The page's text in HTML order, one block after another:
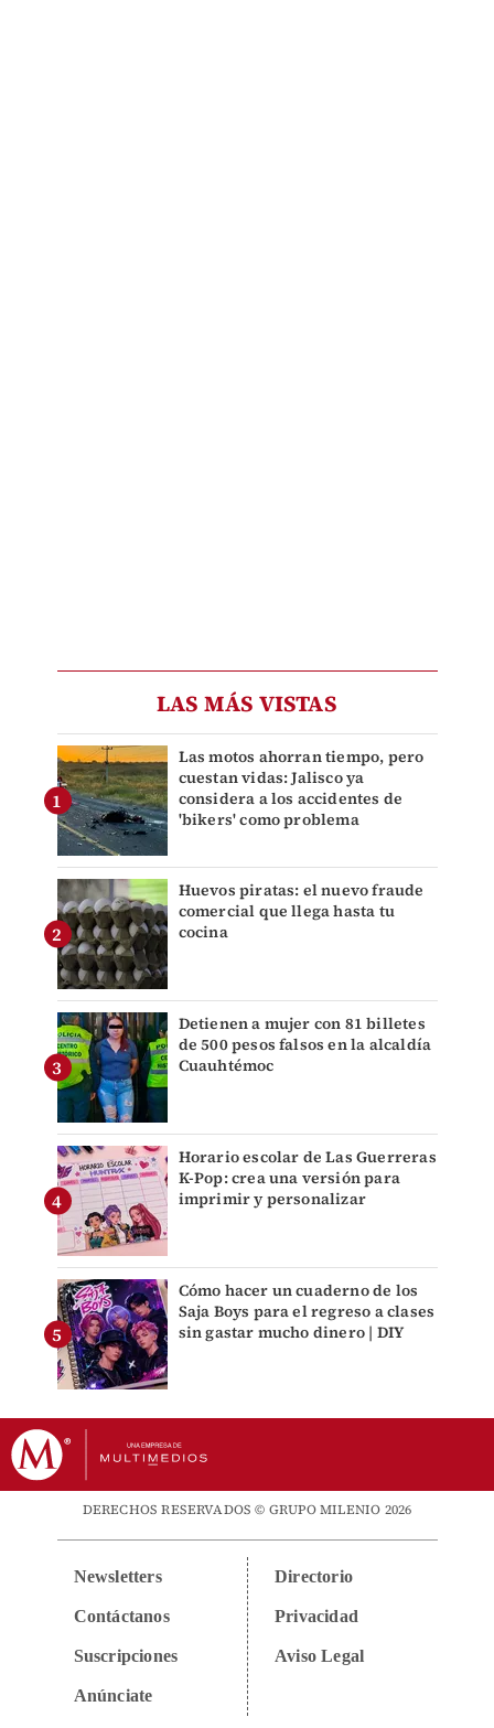
LAS MÁS VISTAS
Las motos ahorran tiempo, pero
cuestan vidas: Jalisco ya
considera a los accidentes de
'bikers' como problema
Huevos piratas: el nuevo fraude
comercial que llega hasta tu
cocina
Detienen a mujer con 81 billetes
de 500 pesos falsos en la alcaldía
Cuauhtémoc
Horario escolar de Las Guerreras
K-Pop: crea una versión para
imprimir y personalizar
Cómo hacer un cuaderno de los
Saja Boys para el regreso a clases
sin gastar mucho dinero | DIY
DERECHOS RESERVADOS © GRUPO MILENIO 2026
Newsletters
Contáctanos
Suscripciones
Anúnciate
Directorio
Privacidad
Aviso Legal